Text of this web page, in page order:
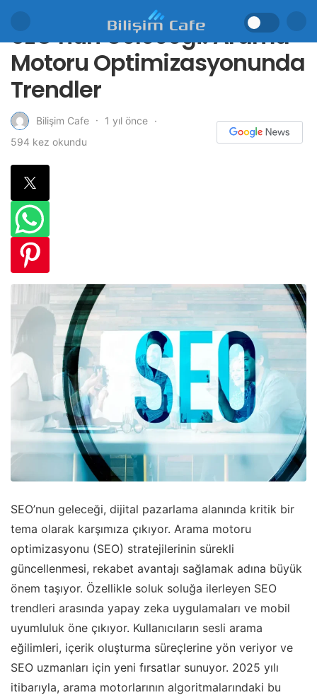
SEO’nun Geleceği: Arama
Motoru Optimizasyonunda
Trendler
Bilişim Cafe
1 yıl önce
594 kez okundu
SEO’nun geleceği, dijital pazarlama alanında kritik bir
tema olarak karşımıza çıkıyor. Arama motoru
optimizasyonu (SEO) stratejilerinin sürekli
güncellenmesi, rekabet avantajı sağlamak adına büyük
önem taşıyor. Özellikle soluk soluğa ilerleyen SEO
trendleri arasında yapay zeka uygulamaları ve mobil
uyumluluk öne çıkıyor. Kullanıcıların sesli arama
eğilimleri, içerik oluşturma süreçlerine yön veriyor ve
SEO uzmanları için yeni fırsatlar sunuyor. 2025 yılı
itibarıyla, arama motorlarının algoritmalarındaki bu